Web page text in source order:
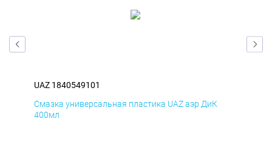
UAZ 1840549101
Смазка универсальная пластика UAZ аэр ДиК
400мл